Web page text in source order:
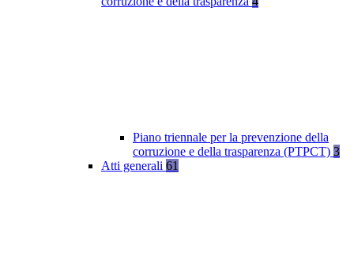
Piano triennale per la prevenzione della
corruzione e della trasparenza (PTPCT) 3
Atti generali 61